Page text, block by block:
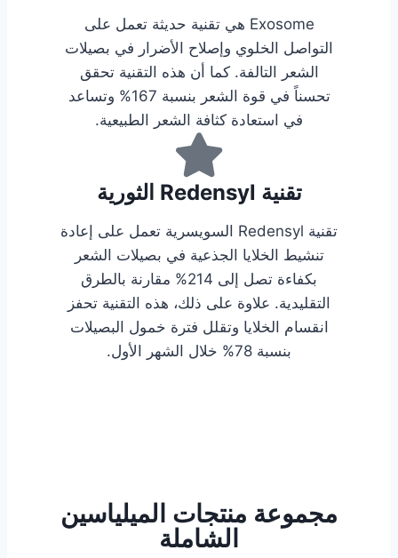
Exosome هي تقنية حديثة تعمل على
التواصل الخلوي وإصلاح الأضرار في بصيلات
الشعر التالفة. كما أن هذه التقنية تحقق
تحسناً في قوة الشعر بنسبة 167% وتساعد
في استعادة كثافة الشعر الطبيعية.
تقنية Redensyl الثورية
تقنية Redensyl السويسرية تعمل على إعادة
تنشيط الخلايا الجذعية في بصيلات الشعر
بكفاءة تصل إلى 214% مقارنة بالطرق
التقليدية. علاوة على ذلك، هذه التقنية تحفز
انقسام الخلايا وتقلل فترة خمول البصيلات
بنسبة 78% خلال الشهر الأول.
مجموعة منتجات الميلياسين
الشاملة